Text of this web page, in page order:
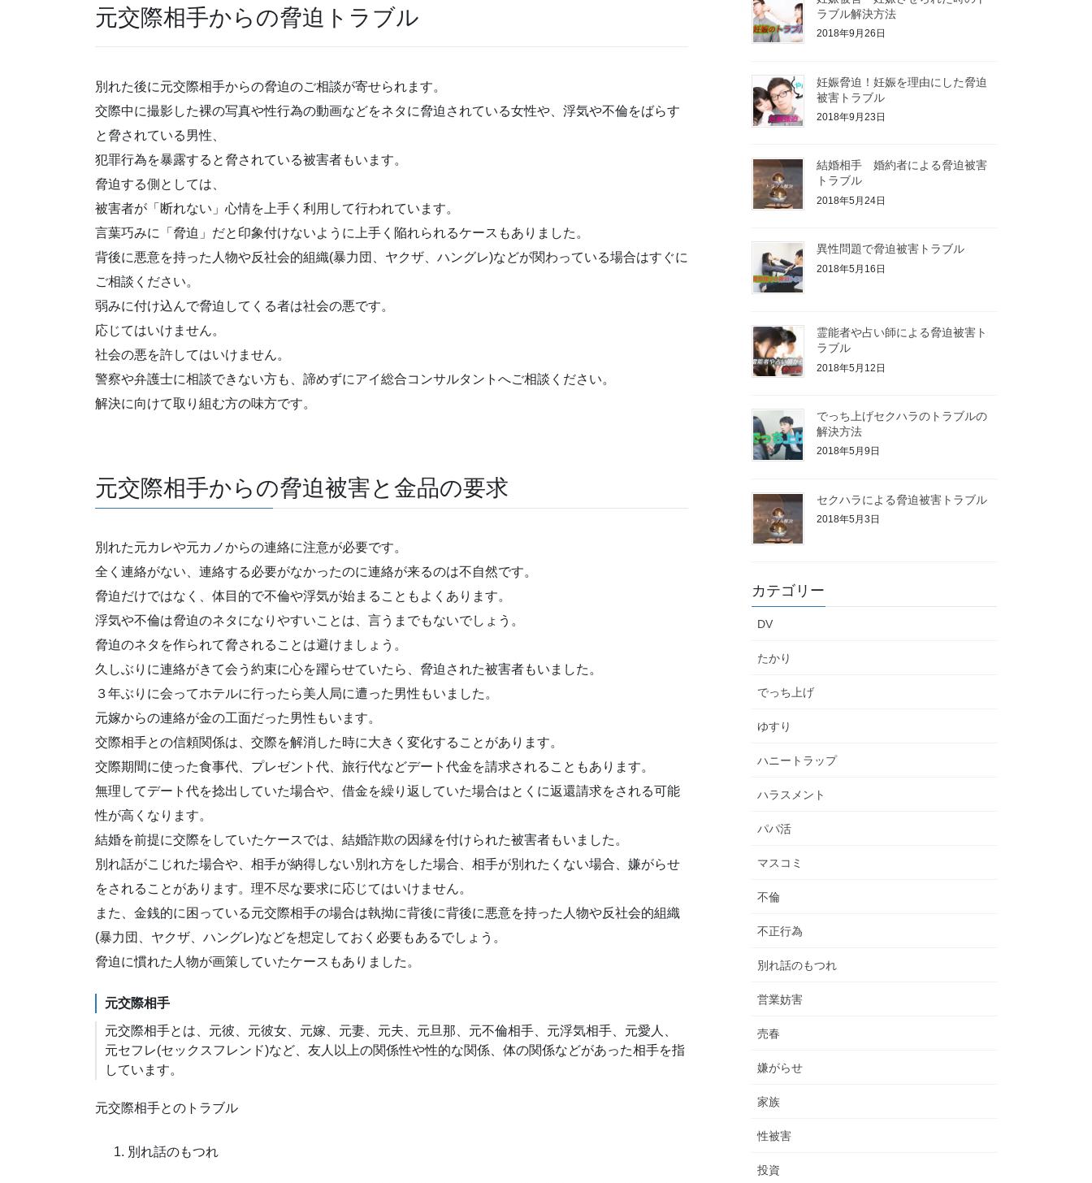
元交際相手からの脅迫トラブル
別れた後に元交際相手からの脅迫のご相談が寄せられます。
交際中に撮影した裸の写真や性行為の動画などをネタに脅迫されている女性や、 浮気や不倫をばらす
と脅されている男性、
犯罪行為を暴露すると脅されている被害者もいます。
脅迫する側としては
被害者が 「断れない」 心情を上手く利用して行われています。
言葉巧みに「脅迫」だと印象付けないように上手く陥れられるケースもありました。
背後に悪意を持った人物や反社会的組織(暴力団、ヤクザ、ハングレ)などが関わっている場合はすぐに
ご相談ください。
弱みに付け込んで脅迫してくる者は社会の悪です。
応じてはいけません。
社会の悪を許してはいけません。
警察や弁護士に相談できない方も、諦めずにアイ総合コンサルタントへご相談ください。
解決に向けて取り組む方の味方です。
元交際相手からの脅迫被害と金品の要求
別れた元カレや元カノからの連絡に注意が必要です。
全く連絡がない、連絡する必要がなかったのに連絡が来るのは不自然です。
脅迫だけではなく、体目的で不倫や浮気が始まることもよくあります。
浮気や不倫は脅迫のネタになりやすいことは、言うまでもないでしょう。
脅迫のネタを作られて脅されることは避けましょう。
久しぶりに連絡がきて会う約束に心を躍らせていたら、脅迫された被害者もいました。
３年ぶりに会ってホテルに行ったら美人局に遭った男性もいました。
元嫁からの連絡が金の工面だった男性もいます。
交際相手との信頼関係は、交際を解消した時に大きく変化することがあります。
交際期間に使った食事代 プレゼント代 旅行代などデート代金を請求されることもあります。
無理してデート代を捻出していた場合や、 借金を繰り返していた場合はとくに返還請求をされる可能
性が高くなります。
結婚を前提に交際をしていたケースでは、 結婚詐欺の因縁を付けられた被害者もいました。
別れ話がこじれた場合や、 相手が納得しない別れ方をした場合 、相手が別れたくない場合、嫌がらせ
をされることがあります。理不尽な要求に応じてはいけません。
また、金銭的に困っている元交際相手の場合は執拗に背後に背後に悪意を持った人物や反社会的組織
(暴力団、ヤクザ、ハングレ)などを想定しておく必要もあるでしょう。
脅迫に慣れた人物が画策していたケースもありました。
元交際相手
元交際相手とは、元彼、元彼女、元嫁、元妻、元夫、元旦那、元不倫相手、元浮気相手、元愛人、
元セフレ(セックスフレンド)など、友人以上の関係性や性的な関係、体の関係などがあった相手を指
しています。
元交際相手とのトラブル
別れ話のもつれ
ラブル解決方法
2018年9月26日
妊娠脅迫！妊娠を理由にした脅迫
被害トラブル
2018年9月23日
結婚相手 婚約者による脅迫被害
トラブル
2018年5月24日
異性問題で脅迫被害トラブル
2018年5月16日
霊能者や占い師による脅迫被害ト
ラブル
2018年5月12日
でっち上げセクハラのトラブルの
解決方法
2018年5月9日
セクハラによる脅迫被害トラブル
2018年5月3日
カテゴリー
DV
たかり
でっち上げ
ゆすり
ハニートラップ
ハラスメント
パパ活
マスコミ
不倫
不正行為
別れ話のもつれ
営業妨害
売春
嫌がらせ
家族
性被害
投資